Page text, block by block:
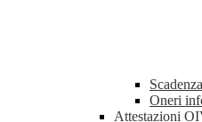
Oneri
Attestazioni